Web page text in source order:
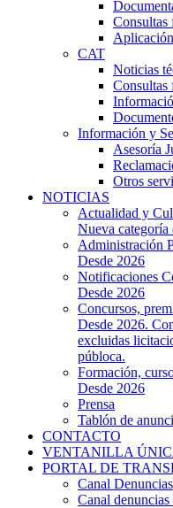
Consultas
CAT
Noticias
Consultas
Información y
Asesoría
Otros
NOTICIAS
Actualidad y
Nueva categoría
Administración
Desde 2026
Notificaciones
Desde 2026
Concursos,
Desde 2026.
excluidas
públoca.
Formación,
Desde 2026
Prensa
Tablón de
CONTACTO
VENTANILLA
PORTAL DE
Canal Denuncias
Canal